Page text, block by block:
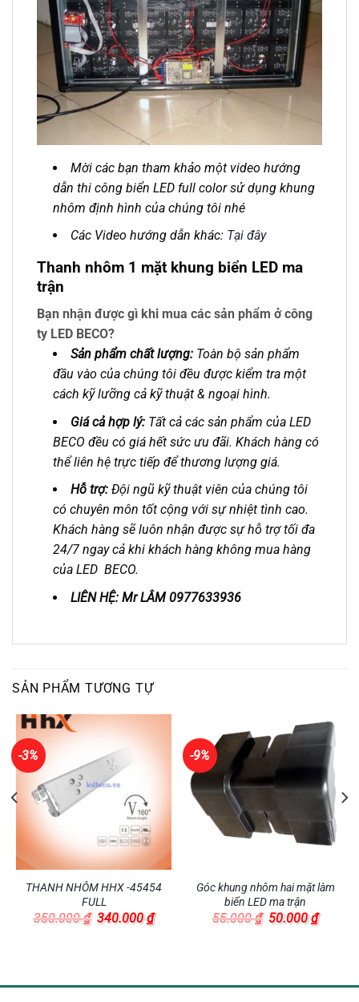
Mời các bạn tham khảo một video hướng
dẫn thi công biển LED full color sử dụng khung
nhôm định hình của chúng tôi nhé
Các Video hướng dẫn khác: Tại đây
Thanh nhôm 1 mặt khung biển LED ma
trận
Bạn nhận được gì khi mua các sản phẩm ở công
ty LED BECO?
Sản phẩm chất lượng: Toàn bộ sản phẩm
đầu vào của chúng tôi đều được kiểm tra một
cách kỹ lưỡng cả kỹ thuật & ngoại hình.
Giá cả hợp lý: Tất cả các sản phẩm của LED
BECO đều có giá hết sức ưu đãi. Khách hàng có
thể liên hệ trực tiếp để thương lượng giá.
Hỗ trợ: Đội ngũ kỹ thuật viên của chúng tôi
có chuyên môn tốt cộng với sự nhiệt tình cao.
Khách hàng sẽ luôn nhận được sự hỗ trợ tối đa
24/7 ngay cả khi khách hàng không mua hàng
của LED BECO.
LIÊN HỆ: Mr LÂM 0977633936
SẢN PHẨM TƯƠNG TỰ
-3%
THANH NHÔM HHX -45454
FULL
350.000₫ Giá
340.000₫Giá
hiện
-9%
Góc khung nhôm hai mặt làm
biển LED ma trận
55.000₫ Giá
50.000₫Giá
hiện